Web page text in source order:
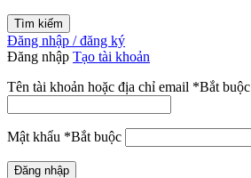
Tìm kiếm
Đăng nhập / đăng ký
Đăng nhập Tạo tài khoản
Tên tài khoản hoặc địa chỉ email *Bắt buộc
Mật khẩu *Bắt buộc
Đăng nhập